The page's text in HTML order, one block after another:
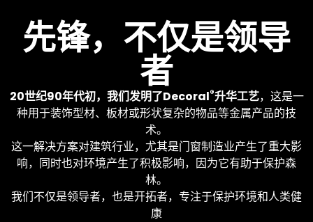
设备
全球 600 多台 Decoral 机
器。 您可以按照自己的要求进
行表面处理。
了解更多
先锋，不仅是领导
者
20世纪90年代初，我们发明了Decoral®升华工艺，这是一
种用于装饰型材、板材或形状复杂的物品等金属产品的技
术。
这一解决方案对建筑行业，尤其是门窗制造业产生了重大影
响，同时也对环境产生了积极影响，因为它有助于保护森
林。
我们不仅是领导者，也是开拓者，专注于保护环境和人类健
康